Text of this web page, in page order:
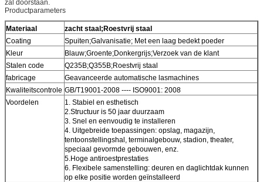
zal doorstaan.
Productparameters
Materiaal
zacht staal;Roestvrij staal
Coating
Spuiten;Galvanisatie; Met een laag bedekt poeder
Kleur
Blauw;Groente;Donkergrijs;Verzoek van de klant
Stalen code
Q235B;Q355B;Roestvrij staal
fabricage
Geavanceerde automatische lasmachines
Kwaliteitscontrole GB/T19001-2008 ---- ISO9001: 2008
Voordelen
1. Stabiel en esthetisch
2.Structuur is 50 jaar duurzaam
3. Snel en eenvoudig te installeren
4. Uitgebreide toepassingen: opslag, magazijn,
tentoonstellingshal, terminalgebouw, stadion, theater,
speciaal gevormde gebouwen, enz.
5.Hoge antiroestprestaties
6. Flexibele samenstelling: deuren en daglichtdak kunnen
op elke positie worden geïnstalleerd